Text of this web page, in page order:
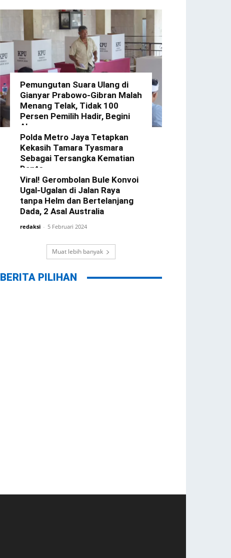
Pemungutan Suara Ulang di
Gianyar Prabowo-Gibran Malah
Menang Telak, Tidak 100
Persen Pemilih Hadir, Begini
Alasannya
redaksi - 22 Februari 2024
Polda Metro Jaya Tetapkan
Kekasih Tamara Tyasmara
Sebagai Tersangka Kematian
Dante
redaksi - 12 Februari 2024
Viral! Gerombolan Bule Konvoi
Ugal-Ugalan di Jalan Raya
tanpa Helm dan Bertelanjang
Dada, 2 Asal Australia
redaksi - 5 Februari 2024
Muat lebih banyak
BERITA PILIHAN